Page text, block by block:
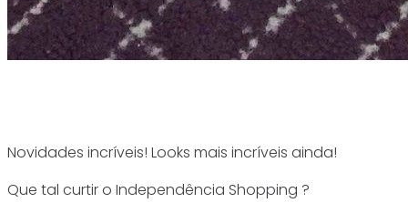
Novidades incríveis! Looks mais incríveis ainda!
Que tal curtir o Independência Shopping ?